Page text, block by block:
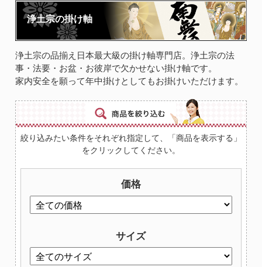
浄土宗の掛け軸
浄土宗の品揃え日本最大級の掛け軸専門店。浄土宗の法
事・法要・お盆・お彼岸で欠かせない掛け軸です。
家内安全を願って年中掛けとしてもお掛けいただけます。
絞り込みたい条件をそれぞれ指定して、「商品を表示する」
をクリックしてください。
価格
サイズ